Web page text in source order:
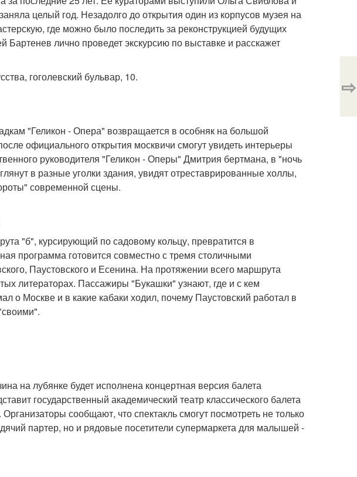
целый год. Незадолго до открытия один из корпусов музея на
где можно было последить за реконструкцией будущих
Бартенев лично проведет экскурсию по выставке и расскажет
гоголевский бульвар, 10.
"Геликон - Опера" возвращается в особняк на большой
официального открытия москвичи смогут увидеть интерьеры
руководителя "Геликон - Оперы" Дмитрия бертмана, в "ночь
в разные уголки здания, увидят отреставрированные холлы,
современной сцены.
"б", курсирующий по садовому кольцу, превратится в
программа готовится совместно с тремя столичными
Паустовского и Есенина. На протяжении всего маршрута
литераторах. Пассажиры "Букашки" узнают, где и с кем
о Москве и в какие кабаки ходил, почему Паустовский работал в
на лубянке будет исполнена концертная версия балета
государственный академический театр классического балета
сообщают, что спектакль смогут посмотреть не только
партер, но и рядовые посетители супермаркета для малышей -
⇨